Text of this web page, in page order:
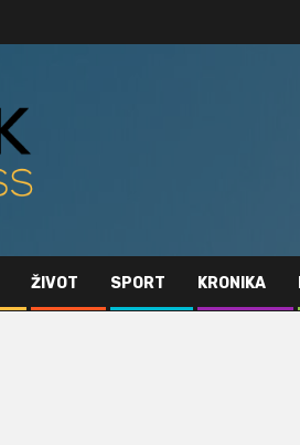
ŽIVOT SPORT KRONIKA